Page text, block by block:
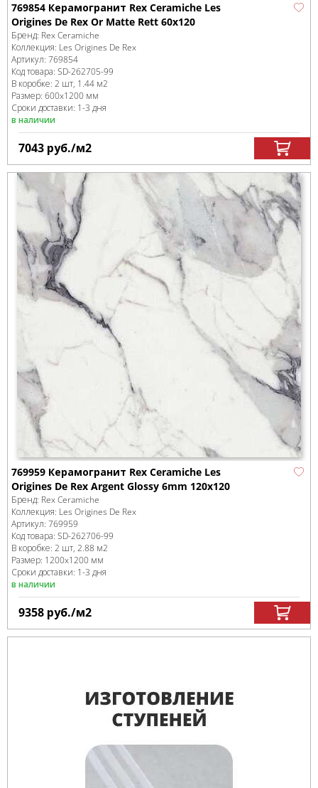
769854 Керамогранит Rex Ceramiche Les
Origines De Rex Or Matte Rett 60x120
Бренд: Rex Ceramiche
Коллекция: Les Origines De Rex
Артикул: 769854
Код товара: SD-262705-99
В коробке: 2 шт, 1.44 м2
Размер: 600x1200 мм
Сроки доставки: 1-3 дня
в наличии
7043 руб./м2
769959 Керамогранит Rex Ceramiche Les
Origines De Rex Argent Glossy 6mm 120x120
Бренд: Rex Ceramiche
Коллекция: Les Origines De Rex
Артикул: 769959
Код товара: SD-262706-99
В коробке: 2 шт, 2.88 м2
Размер: 1200x1200 мм
Сроки доставки: 1-3 дня
в наличии
9358 руб./м2